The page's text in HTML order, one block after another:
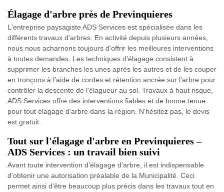
Élagage d'arbre près de Previnquieres
L'entreprise paysagiste ADS Services est spécialisée dans les
différents travaux d'arbres. En activité depuis plusieurs années,
nous nous acharnons toujours d'offrir les meilleures interventions
à toutes demandes. Les techniques d’élagage consistent à
supprimer les branches les unes après les autres et de les couper
en tronçons à l’aide de cordes et rétention ancrée sur l’arbre pour
contrôler la descente de l'élagueur au sol. Travaux à haut risque,
ADS Services offre des interventions fiables et de bonne tenue
pour tout élagage d'arbre dans la région. N'hésitez pas, le devis
est gratuit.
Tout sur l'élagage d'arbre en Previnquieres –
ADS Services : un travail bien suivi
Avant toute intervention d’élagage d'arbre, il est indispensable
d’obtenir une autorisation préalable de la Municipalité. Ceci
permet ainsi d'être beaucoup plus précis dans les travaux tout en